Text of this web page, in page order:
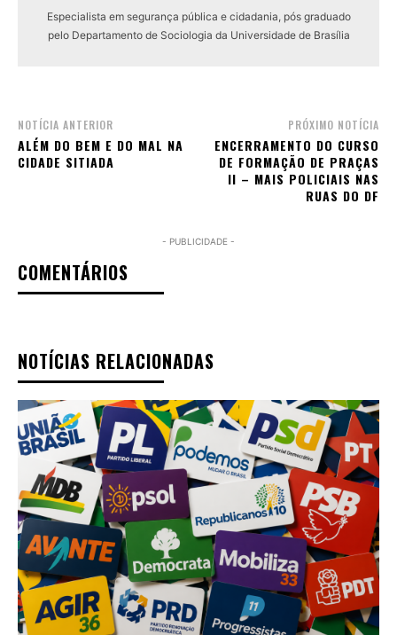
Especialista em segurança pública e cidadania, pós graduado
pelo Departamento de Sociologia da Universidade de Brasília
NOTÍCIA ANTERIOR
ALÉM DO BEM E DO MAL NA
CIDADE SITIADA
PRÓXIMO NOTÍCIA
ENCERRAMENTO DO CURSO
DE FORMAÇÃO DE PRAÇAS
II – MAIS POLICIAIS NAS
RUAS DO DF
- PUBLICIDADE -
COMENTÁRIOS
NOTÍCIAS RELACIONADAS